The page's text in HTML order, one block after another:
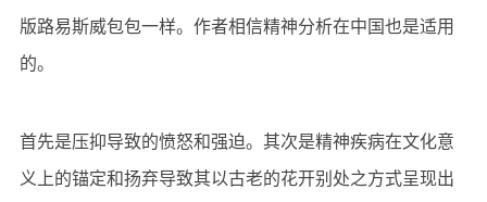
版路易斯威包包一样。作者相信精神分析在中国也是适用
的。
首先是压抑导致的愤怒和强迫。其次是精神疾病在文化意
义上的锚定和扬弃导致其以古老的花开别处之方式呈现出